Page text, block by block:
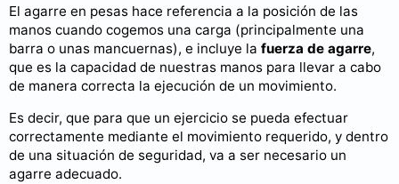
El agarre en pesas hace referencia a la posición de las
manos cuando cogemos una carga (principalmente una
barra o unas mancuernas), e incluye la fuerza de agarre,
que es la capacidad de nuestras manos para llevar a cabo
de manera correcta la ejecución de un movimiento.
Es decir, que para que un ejercicio se pueda efectuar
correctamente mediante el movimiento requerido, y dentro
de una situación de seguridad, va a ser necesario un
agarre adecuado.